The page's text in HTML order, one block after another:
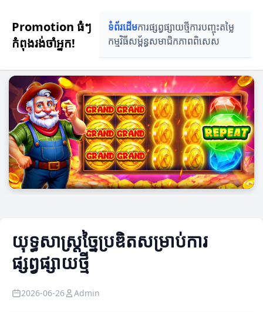
Promotion ធំៗ
កំពុងរង់ចាំអ្នក!
ទំព័រដើមការផ្សព្វផ្សាយថ្មីការបញ្ចុះតម្លៃ
កម្មវិធីសម្ព័ន្ធសមាជិកភាពពិសេស
យុទ្ធសាស្ត្រច្នៃប្រឌិតសម្រាប់ការ
ផ្សព្វផ្សាយថ្មី
2026-06-26 Admin